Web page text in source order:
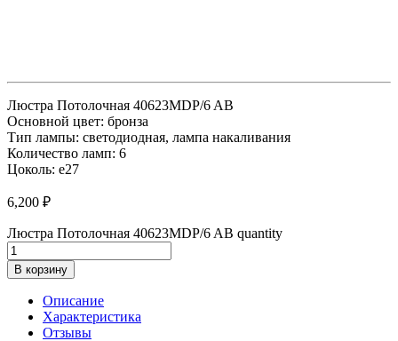
Люстра Потолочная 40623MDP/6 AB
Основной цвет: бронза
Тип лампы: светодиодная, лампа накаливания
Количество ламп: 6
Цоколь: e27
6,200 ₽
Люстра Потолочная 40623MDP/6 AB quantity
В корзину
Описание
Характеристика
Отзывы